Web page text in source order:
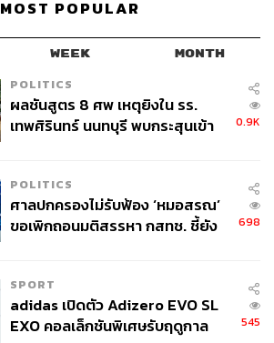
MOST POPULAR
WEEK MONTH
POLITICS
ผลชันสูตร 8 ศพ เหตุยิงใน รร.
เทพศิรินทร์ นนทบุรี พบกระสุนเข้า
0.9K
POLITICS
ศาลปกครองไม่รับฟ้อง ‘หมอสรณ’
ขอเพิกถอนมติสรรหา กสทช. ชี้ยัง
698
SPORT
adidas เปิดตัว Adizero EVO SL
EXO คอลเล็กชันพิเศษรับฤดูกาล
545